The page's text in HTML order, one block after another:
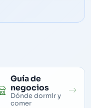
Guía de
negocios
Dónde dormir y
comer